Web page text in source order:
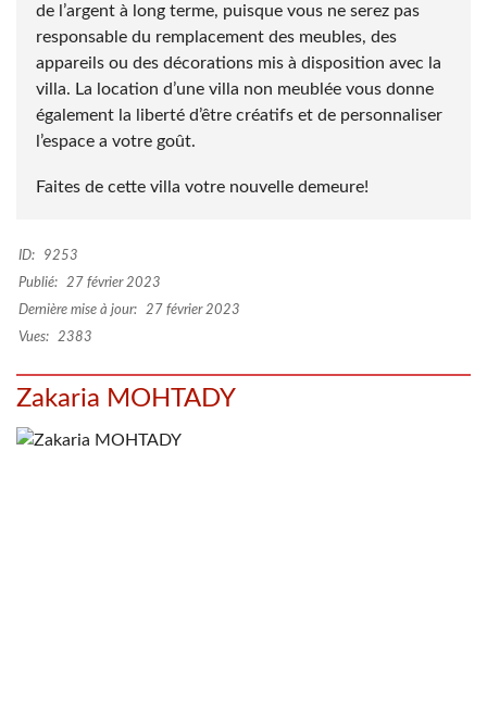
de l’argent à long terme, puisque vous ne serez pas
responsable du remplacement des meubles, des
appareils ou des décorations mis à disposition avec la
villa. La location d’une villa non meublée vous donne
également la liberté d’être créatifs et de personnaliser
l’espace a votre goût.
Faites de cette villa votre nouvelle demeure!
ID:
9253
Publié:
27 février 2023
Dernière mise à jour:
27 février 2023
Vues:
2383
Zakaria MOHTADY